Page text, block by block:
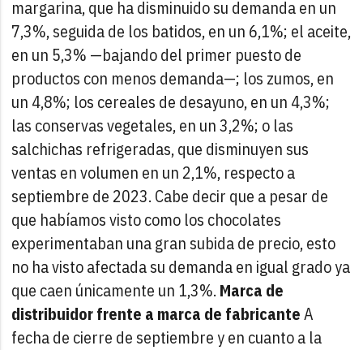
margarina, que ha disminuido su demanda en un
7,3%, seguida de los batidos, en un 6,1%; el aceite,
en un 5,3% —bajando del primer puesto de
productos con menos demanda—; los zumos, en
un 4,8%; los cereales de desayuno, en un 4,3%;
las conservas vegetales, en un 3,2%; o las
salchichas refrigeradas, que disminuyen sus
ventas en volumen en un 2,1%, respecto a
septiembre de 2023. Cabe decir que a pesar de
que habíamos visto como los chocolates
experimentaban una gran subida de precio, esto
no ha visto afectada su demanda en igual grado ya
que caen únicamente un 1,3%. Marca de
distribuidor frente a marca de fabricanteA
fecha de cierre de septiembre y en cuanto a la